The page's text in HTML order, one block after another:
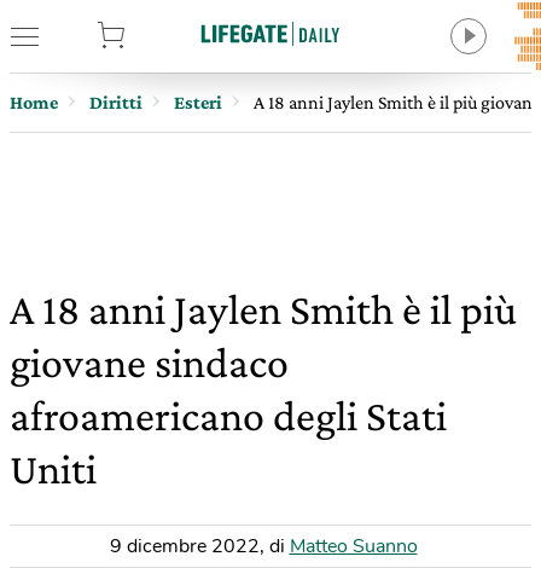
Home Diritti Esteri A 18 anni Jaylen Smith è il più
A 18 anni Jaylen Smith è il più
giovane sindaco
afroamericano degli Stati
Uniti
9 dicembre 2022, di Matteo Suanno